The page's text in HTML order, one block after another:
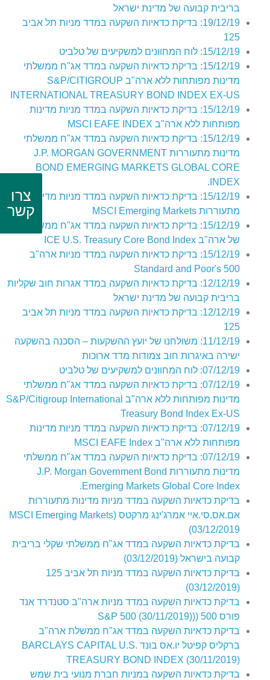
בריבית קבועה של מדינת ישראל
19/12/19: בדיקת כדאיות השקעה במדד מניות תל אביב
125
15/12/19: לוח המחוונים למשקיעים של טלביט
15/12/19: בדיקת כדאיות השקעה במדד אג"ח ממשלתי
מדינות מפותחות ללא ארה"ב S&P/CITIGROUP
INTERNATIONAL TREASURY BOND INDEX EX-US
15/12/19: בדיקת כדאיות השקעה במדד מניות מדינות
מפותחות ללא ארה"ב MSCI EAFE INDEX
15/12/19: בדיקת כדאיות השקעה במדד אג"ח ממשלתי
מדינות מתעוררות J.P. MORGAN GOVERNMENT
BOND EMERGING MARKETS GLOBAL CORE
INDEX.
15/12/19: בדיקת כדאיות השקעה במדד מניות מדינות
מתעוררות MSCI Emerging Markets
15/12/19: בדיקת כדאיות השקעה במדד אג"ח ממשלתיות
של ארה"ב ICE U.S. Treasury Core Bond Index
15/12/19: בדיקת כדאיות השקעה במדד מניות ארה"ב
Standard and Poor's 500
12/12/19: בדיקת כדאיות השקעה במדד אגרות חוב שקליות
בריבית קבועה של מדינת ישראל
12/12/19: בדיקת כדאיות השקעה במדד מניות תל אביב
125
11/12/19: משולחנו של יועץ ההשקעות – הסכנה בהשקעה
ישירה באיגרות חוב צמודות מדד ארוכות
07/12/19: לוח המחוונים למשקיעים של טלביט
07/12/19: בדיקת כדאיות השקעה במדד אג"ח ממשלתי
מדינות מפותחות ללא ארה"ב S&P/Citigroup International
Treasury Bond Index Ex-US
07/12/19: בדיקת כדאיות השקעה במדד מניות מדינות
מפותחות ללא ארה"ב MSCI EAFE Index
07/12/19: בדיקת כדאיות השקעה במדד אג"ח ממשלתי
מדינות מתעוררות J.P. Morgan Government Bond
Emerging Markets Global Core Index.
בדיקת כדאיות השקעה במדד מניות מדינות מתעוררות
אם.אס.סי.איי אמרג'ינג מרקטס (MSCI Emerging Markets
03/12/2019)
בדיקת כדאיות השקעה במדד אג"ח ממשלתי שקלי בריבית
קבועה בישראל (03/12/2019)
בדיקת כדאיות השקעה במדד מניות תל אביב 125
(03/12/2019)
בדיקת כדאיות השקעה במדד מניות ארה"ב סטנדרד אנד
פורס 500 ((S&P 500 (30/11/2019)
בדיקת כדאיות השקעה במדד אג"ח ממשלת ארה"ב
ברקליס קפיטל יו.אס בונד BARCLAYS CAPITAL U.S.
TREASURY BOND INDEX (30/11/2019)
בדיקת כדאיות השקעה במניות חברת מנועי בית שמש
צרו
קשר